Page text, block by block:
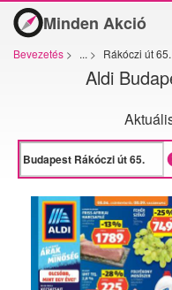
Minden Akció
Bevezetés > ... > Rákóczi út 65.
Aldi